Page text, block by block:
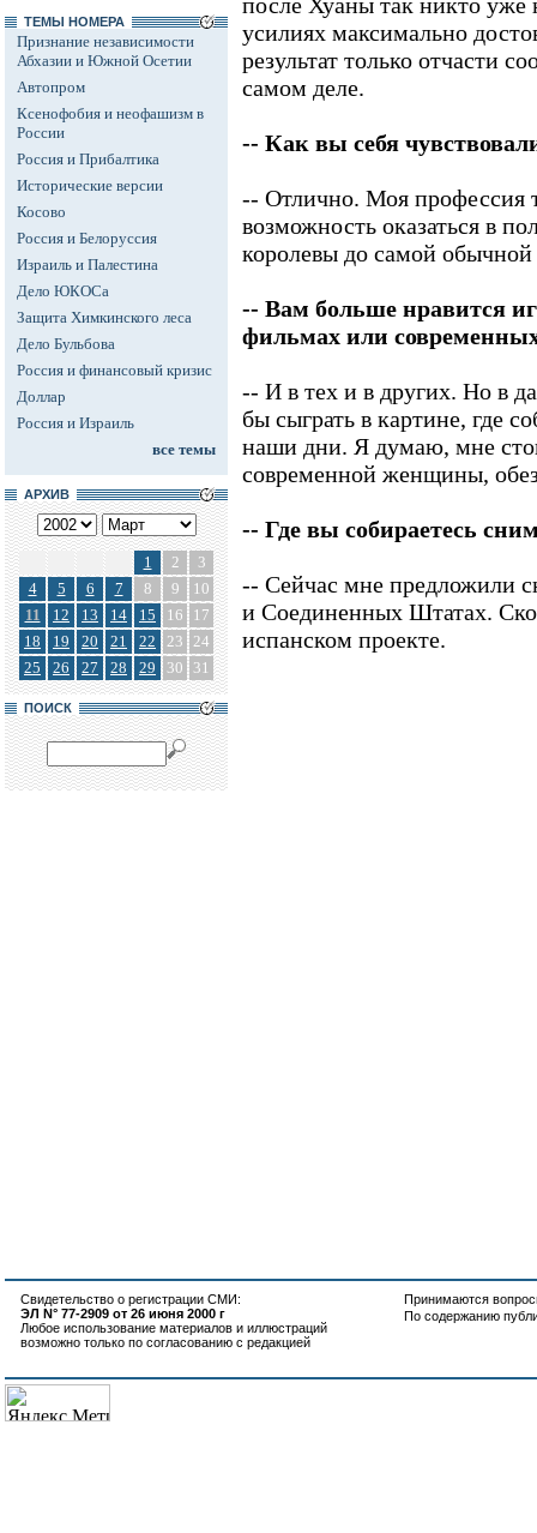
ТЕМЫ НОМЕРА
Признание независимости
Абхазии и Южной Осетии
Автопром
Ксенофобия и неофашизм в
России
Россия и Прибалтика
Исторические версии
Косово
Россия и Белоруссия
Израиль и Палестина
Дело ЮКОСа
Защита Химкинского леса
Дело Бульбова
Россия и финансовый кризис
Доллар
Россия и Израиль
все темы
АРХИВ
1 2
3
4
5 6 7 8 9
10
11
12 13 14 15 16
17
18
19 20 21 22 23 24
25
26 27 28 29 30 31
ПОИСК
усилиях максимально
результат только отчасти
самом деле.
-- Как вы себя
-- Отлично. Моя профессия
возможность оказаться в
королевы до самой
-- Вам больше нравится
фильмах или
-- И в тех и в других. Но в
бы сыграть в картине, где
наши дни. Я думаю, мне
современной женщины,
-- Где вы собираетесь
-- Сейчас мне предложили
и Соединенных Штатах.
испанском проекте.
Свидетельство о регистрации СМИ:
ЭЛ N° 77-2909 от 26 июня 2000 г
Любое использование материалов и иллюстраций
возможно только по согласованию с редакцией
Принимаются
По содержанию